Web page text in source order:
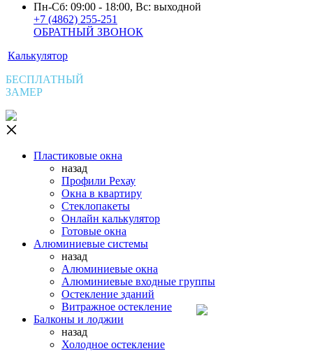
Пн-Сб: 09:00 - 18:00, Вс: выходной
+7 (4862) 255-251
ОБРАТНЫЙ ЗВОНОК
Калькулятор
БЕСПЛАТНЫЙ
ЗАМЕР
Пластиковые окна
назад
Профили Рехау
Окна в квартиру
Стеклопакеты
Онлайн калькулятор
Готовые окна
Алюминиевые системы
назад
Алюминиевые окна
Алюминиевые входные группы
Остекление зданий
Витражное остекление
Балконы и лоджии
назад
Холодное остекление